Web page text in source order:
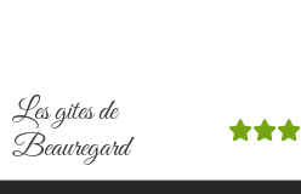
Les gites de
Beauregard
